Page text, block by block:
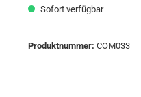
Sofort verfügbar
Produktnummer: COM033